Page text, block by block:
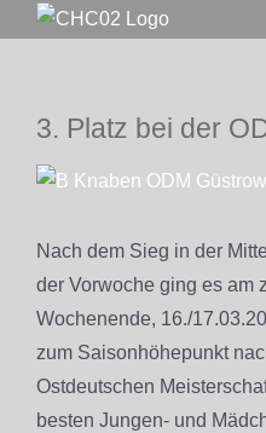
3. Platz bei der
Zeige
Bild
Nach dem Sieg in der
der Vorwoche ging es am
Wochenende, 16./
zum Saisonhöhepunkt
Ostdeutschen
besten Jungen- und